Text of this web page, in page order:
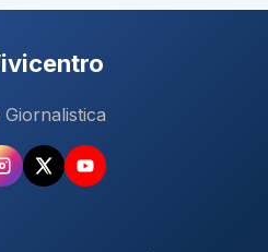
Giornalistica